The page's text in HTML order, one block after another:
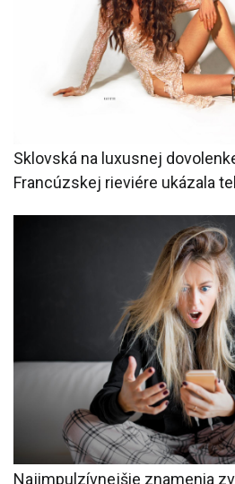
Sklovská na luxusnej
Francúzskej rieviére ukázala
Najimpulzívnejšie znamenia